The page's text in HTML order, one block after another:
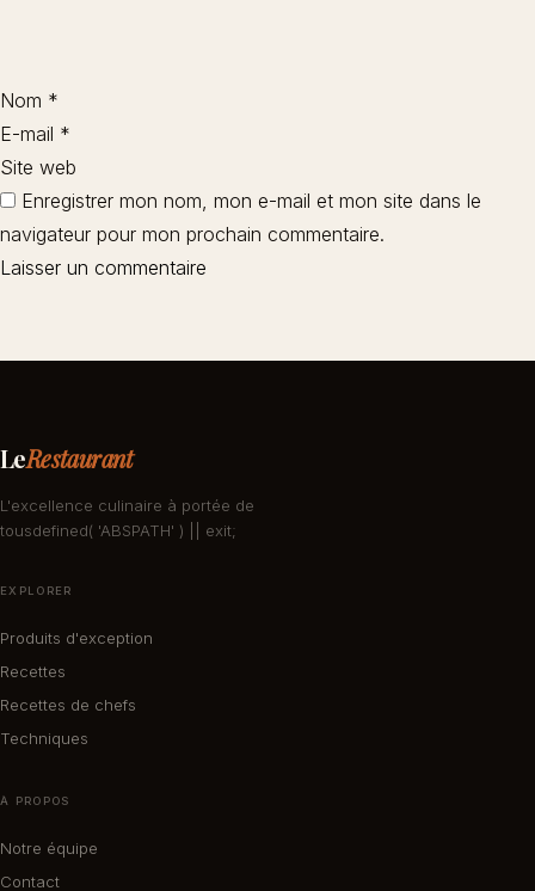
Nom *
E-mail *
Site web
Enregistrer mon nom, mon e-mail et mon site dans le
navigateur pour mon prochain commentaire.
LeRestaurant
L'excellence culinaire à portée de
tousdefined( 'ABSPATH' ) || exit;
EXPLORER
Produits d'exception
Recettes
Recettes de chefs
Techniques
À PROPOS
Notre équipe
Contact